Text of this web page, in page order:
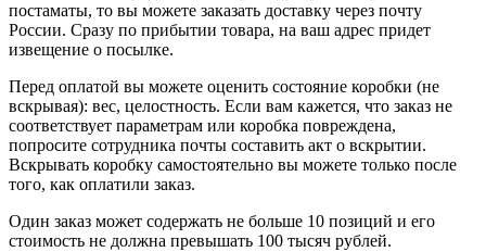
постаматы, то вы можете заказать доставку через почту
России. Сразу по прибытии товара, на ваш адрес придет
извещение о посылке.
Перед оплатой вы можете оценить состояние коробки (не
вскрывая): вес, целостность. Если вам кажется, что заказ не
соответствует параметрам или коробка повреждена,
попросите сотрудника почты составить акт о вскрытии.
Вскрывать коробку самостоятельно вы можете только после
того, как оплатили заказ.
Один заказ может содержать не больше 10 позиций и его
стоимость не должна превышать 100 тысяч рублей.